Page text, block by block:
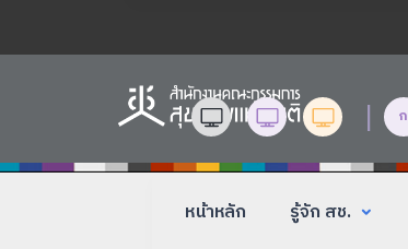
| ก
หน้าหลัก รู้จัก สช.